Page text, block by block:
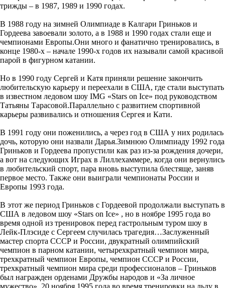
трижды – в 1987, 1989 и 1990 годах.
В 1988 году на зимней Олимпиаде в Калгари Гриньков и
Гордеева завоевали золото, а в 1988 и 1990 годах стали еще и
чемпионами Европы.Они много и фанатично тренировались, в
конце 1980-х – начале 1990-х годов их называли самой красивой
парой в фигурном катании.
Но в 1990 году Сергей и Катя приняли решение закончить
любительскую карьеру и переехали в США, где стали выступать
в известном ледовом шоу IMG «Stars on Ice» под руководством
Татьяны Тарасовой.Параллельно с развитием спортивной
карьеры развивались и отношения Сергея и Кати.
В 1991 году они поженились, а через год в США у них родилась
дочь, которую они назвали Дарья.Зимнюю Олимпиаду 1992 года
Гриньков и Гордеева пропустили как раз из-за рождения дочери,
а вот на следующих Играх в Лиллехаммере, когда они вернулись
в любительский спорт, пара вновь выступила блестяще, заняв
первое место. Также они выиграли чемпионаты России и
Европы 1993 года.
В этот же период Гриньков с Гордеевой продолжали выступать в
CША в ледовом шоу «Stars on Ice» , но в ноябре 1995 года во
время одной из тренировок перед гастрольным туром шоу в
Лейк-Плэсиде с Сергеем случилась трагедия…Заслуженный
мастер спорта СССР и России, двукратный олимпийский
чемпион в парном катании, четырехкратный чемпион мира,
трехкратный чемпион Европы, чемпион СССР и России,
трехкратный чемпион мира среди профессионалов – Гриньков
был награжден орденами Дружбы народов и «За личное
мужество» .20 ноября 1995 года во время тренировки на льду в